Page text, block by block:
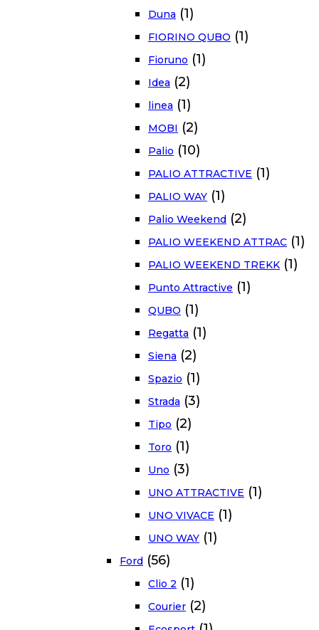
Duna (1)
FIORINO QUBO (1)
Fioruno (1)
Idea (2)
linea (1)
MOBI (2)
Palio (10)
PALIO ATTRACTIVE (1)
PALIO WAY (1)
Palio Weekend (2)
PALIO WEEKEND ATTRAC (1)
PALIO WEEKEND TREKK (1)
Punto Attractive (1)
QUBO (1)
Regatta (1)
Siena (2)
Spazio (1)
Strada (3)
Tipo (2)
Toro (1)
Uno (3)
UNO ATTRACTIVE (1)
UNO VIVACE (1)
UNO WAY (1)
Ford (56)
Clio 2 (1)
Courier (2)